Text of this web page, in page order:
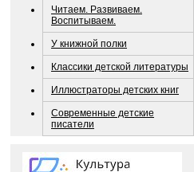
Читаем. Развиваем.
Воспитываем.
У книжной полки
Классики детской литературы
Иллюстраторы детских книг
Современные детские
писатели